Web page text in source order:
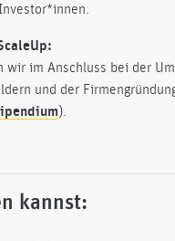
wir im Anschluss bei der
und der
).
kannst: